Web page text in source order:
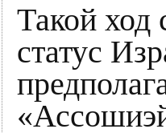
Такой ход
статус